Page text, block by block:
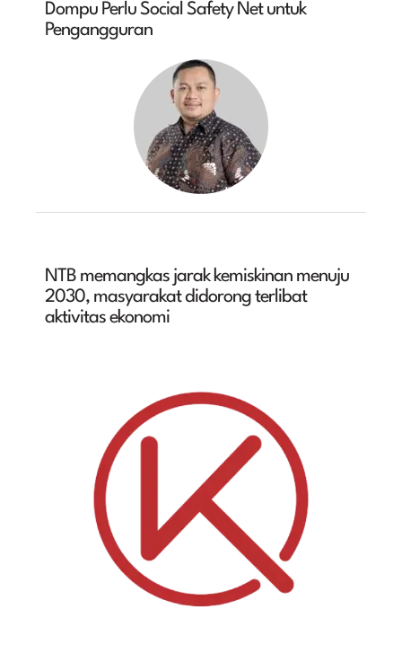
Dompu Perlu Social Safety Net untuk
Pengangguran
NTB memangkas jarak kemiskinan menuju
2030, masyarakat didorong terlibat
aktivitas ekonomi